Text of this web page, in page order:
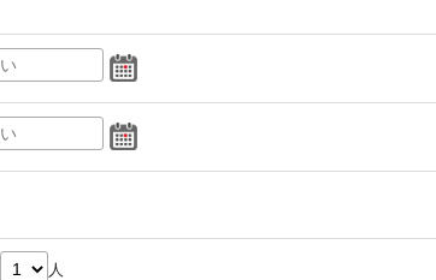
人